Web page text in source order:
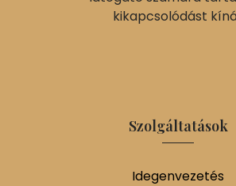
kikapcsolódást
Szolgáltatások
Idegenvezetés